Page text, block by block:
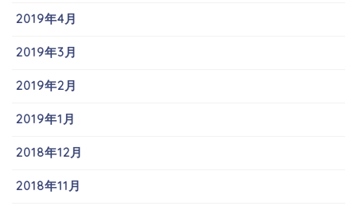
2019年4月
2019年3月
2019年2月
2019年1月
2018年12月
2018年11月